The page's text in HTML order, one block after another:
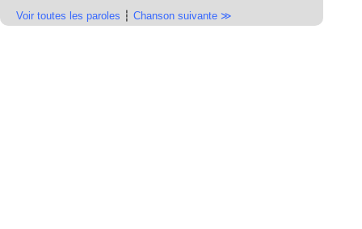
Voir toutes les paroles ┆ Chanson suivante ≫